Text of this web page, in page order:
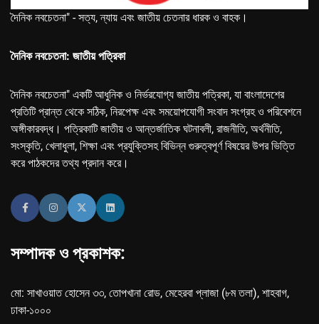
দৈনিক নবচেতনা" - সত্য, ন্যায় এবং জাতীয় চেতনার ধারক ও বাহক।
দৈনিক নবচেতনা: জাতীয় পত্রিকা
দৈনিক নবচেতনা" একটি আধুনিক ও নির্ভরযোগ্য জাতীয় পত্রিকা, যা বাংলাদেশের
প্রতিটি প্রান্ত থেকে সঠিক, নিরপেক্ষ এবং সময়োপযোগী সংবাদ সংগ্রহ ও পরিবেশনে
অঙ্গীকারবদ্ধ। পত্রিকাটি জাতীয় ও আন্তর্জাতিক ঘটনাবলী, রাজনীতি, অর্থনীতি,
সংস্কৃতি, খেলাধুলা, শিক্ষা এবং প্রযুক্তিসহ বিভিন্ন গুরুত্বপূর্ণ বিষয়ের উপর ভিত্তি
করে পাঠকদের তথ্য প্রদান করে।
সম্পাদক ও প্রকাশক:
মো: সাখাওয়াত হোসেন ৩৩, তোপখানা রোড, মেহেরবা প্লাজা (৮ম তলা), শাহবাগ,
ঢাকা-১০০০